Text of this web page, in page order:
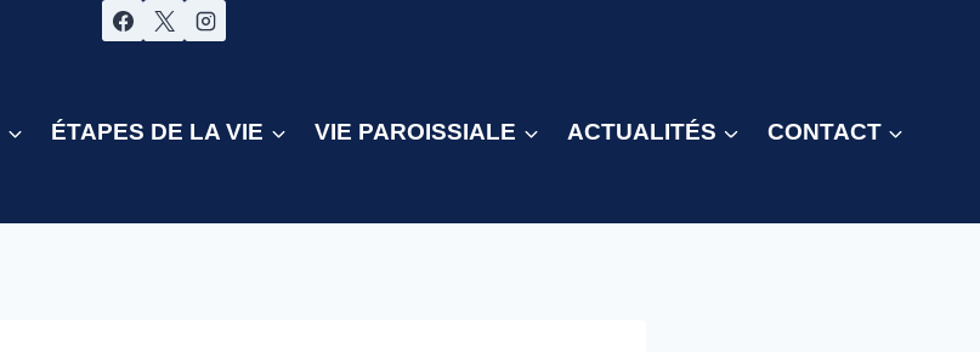
ÉTAPES DE LA VIE VIE PAROISSIALE ACTUALITÉS CONTACT